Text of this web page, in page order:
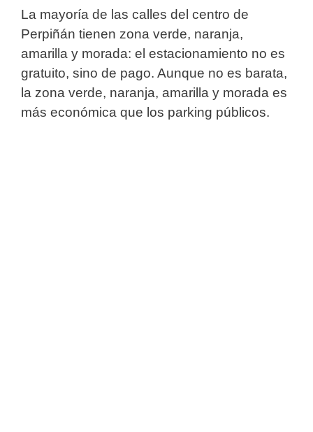
La mayoría de las calles del centro de
Perpiñán tienen zona verde, naranja,
amarilla y morada: el estacionamiento no es
gratuito, sino de pago. Aunque no es barata,
la zona verde, naranja, amarilla y morada es
más económica que los parking públicos.